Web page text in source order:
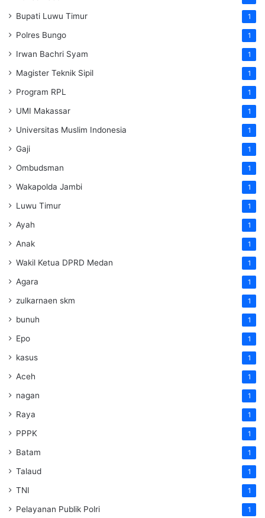
Bupati Luwu Timur 1
Polres Bungo 1
Irwan Bachri Syam 1
Magister Teknik Sipil 1
Program RPL 1
UMI Makassar 1
Universitas Muslim Indonesia 1
Gaji 1
Ombudsman 1
Wakapolda Jambi 1
Luwu Timur 1
Ayah 1
Anak 1
Wakil Ketua DPRD Medan 1
Agara 1
zulkarnaen skm 1
bunuh 1
Epo 1
kasus 1
Aceh 1
nagan 1
Raya 1
PPPK 1
Batam 1
Talaud 1
TNI 1
Pelayanan Publik Polri 1